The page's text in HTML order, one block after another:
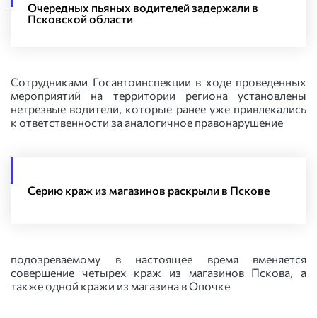
Очередных пьяных водителей задержали в
Псковской области
Сотрудниками Госавтоинспекции в ходе проведенных
мероприятий на территории региона установлены
нетрезвые водители, которые ранее уже привлекались
к ответственности за аналогичное правонарушение
Серию краж из магазинов раскрыли в Пскове
подозреваемому в настоящее время вменяется
совершение четырех краж из магазинов Пскова, а
также одной кражи из магазина в Опочке